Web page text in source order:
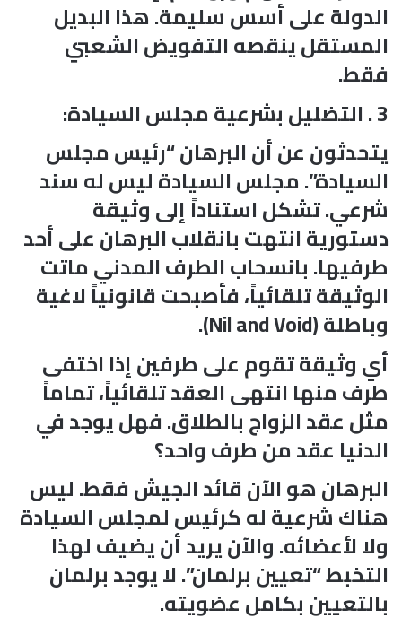
الدولة على أسس سليمة. هذا البديل
المستقل ينقصه التفويض الشعبي
فقط.
3 . التضليل بشرعية مجلس السيادة:
يتحدثون عن أن البرهان “رئيس مجلس
السيادة”. مجلس السيادة ليس له سند
شرعي. تشكل استناداً إلى وثيقة
دستورية انتهت بانقلاب البرهان على أحد
طرفيها. بانسحاب الطرف المدني ماتت
الوثيقة تلقائياً، فأصبحت قانونياً لاغية
وباطلة (Nil and Void).
أي وثيقة تقوم على طرفين إذا اختفى
طرف منها انتهى العقد تلقائياً، تماماً
مثل عقد الزواج بالطلاق. فهل يوجد في
الدنيا عقد من طرف واحد؟
البرهان هو الآن قائد الجيش فقط. ليس
هناك شرعية له كرئيس لمجلس السيادة
ولا لأعضائه. والآن يريد أن يضيف لهذا
التخبط “تعيين برلمان”. لا يوجد برلمان
بالتعيين بكامل عضويته.